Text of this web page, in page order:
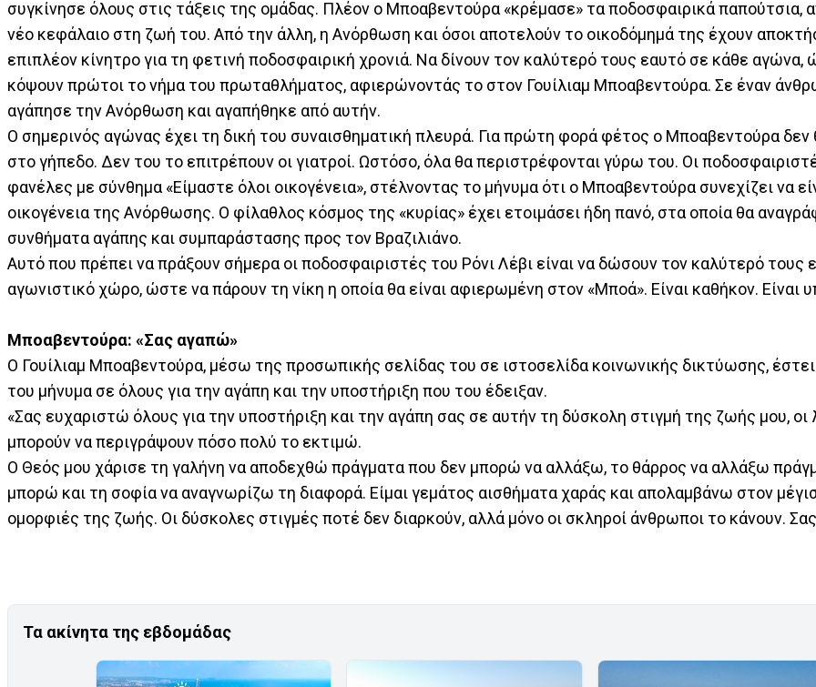
συγκίνησε όλους στις τάξεις της ομάδας. Πλέον ο Μποαβεντούρα «κρέμασε» τα ποδοσφαιρικά παπούτσια,
νέο κεφάλαιο στη ζωή του. Από την άλλη, η Ανόρθωση και όσοι αποτελούν το οικοδόμημά της έχουν
επιπλέον κίνητρο για τη φετινή ποδοσφαιρική χρονιά. Να δίνουν τον καλύτερό τους εαυτό σε κάθε αγώνα,
κόψουν πρώτοι το νήμα του πρωταθλήματος, αφιερώνοντάς το στον Γουίλιαμ Μποαβεντούρα. Σε έναν
αγάπησε την Ανόρθωση και αγαπήθηκε από αυτήν.
Ο σημερινός αγώνας έχει τη δική του συναισθηματική πλευρά. Για πρώτη φορά φέτος ο Μποαβεντούρα δεν
στο γήπεδο. Δεν του το επιτρέπουν οι γιατροί. Ωστόσο, όλα θα περιστρέφονται γύρω του. Οι
φανέλες με σύνθημα «Είμαστε όλοι οικογένεια», στέλνοντας το μήνυμα ότι ο Μποαβεντούρα συνεχίζει να
οικογένεια της Ανόρθωσης. Ο φίλαθλος κόσμος της «κυρίας» έχει ετοιμάσει ήδη πανό, στα οποία θα
συνθήματα αγάπης και συμπαράστασης προς τον Βραζιλιάνο.
Αυτό που πρέπει να πράξουν σήμερα οι ποδοσφαιριστές του Ρόνι Λέβι είναι να δώσουν τον καλύτερό τους
αγωνιστικό χώρο, ώστε να πάρουν τη νίκη η οποία θα είναι αφιερωμένη στον «Μποά». Είναι καθήκον. Είναι
Μποαβεντούρα: «Σας αγαπώ»
Ο Γουίλιαμ Μποαβεντούρα, μέσω της προσωπικής σελίδας του σε ιστοσελίδα κοινωνικής δικτύωσης,
του μήνυμα σε όλους για την αγάπη και την υποστήριξη που του έδειξαν.
«Σας ευχαριστώ όλους για την υποστήριξη και την αγάπη σας σε αυτήν τη δύσκολη στιγμή της ζωής μου, οι
μπορούν να περιγράψουν πόσο πολύ το εκτιμώ.
Ο Θεός μου χάρισε τη γαλήνη να αποδεχθώ πράγματα που δεν μπορώ να αλλάξω, το θάρρος να αλλάξω
μπορώ και τη σοφία να αναγνωρίζω τη διαφορά. Είμαι γεμάτος αισθήματα χαράς και απολαμβάνω στον
ομορφιές της ζωής. Οι δύσκολες στιγμές ποτέ δεν διαρκούν, αλλά μόνο οι σκληροί άνθρωποι το κάνουν.
Τα ακίνητα της εβδομάδας